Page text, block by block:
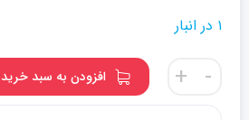
۱ در انبار
-
هدفون
اصلی
+ افزودن به سبد خرید